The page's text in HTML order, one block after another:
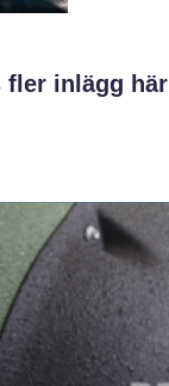
fler inlägg här